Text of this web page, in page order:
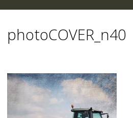
contenu
principal
photoCOVER_n40